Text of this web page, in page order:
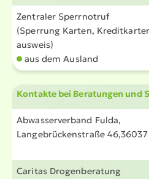
Zentraler Sperrnotruf
(Sperrung Karten,
ausweis)
aus dem Ausland
Kontakte bei Beratungen und
Abwas­ser­verband Fulda,
Lange­brü­cken­straße
Caritas Drogen­be­ratung